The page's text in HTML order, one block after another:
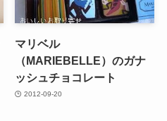
マリベル
（MARIEBELLE）のガナ
ッシュチョコレート
2012-09-20